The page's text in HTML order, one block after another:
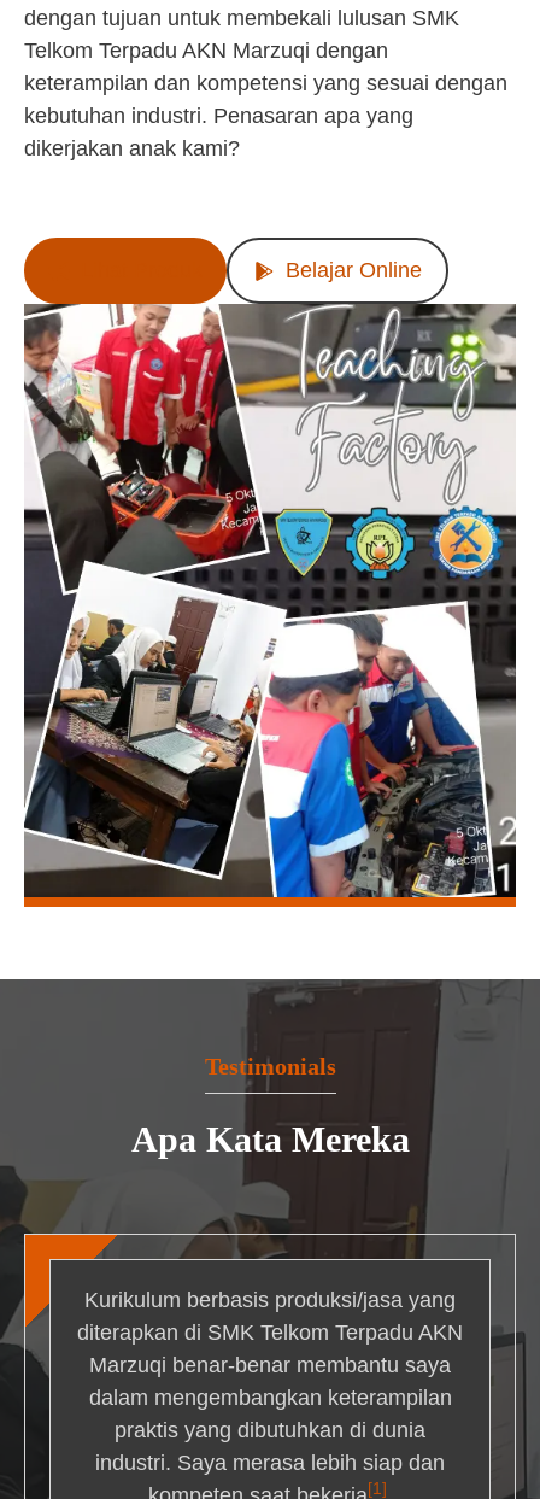
dengan tujuan untuk membekali lulusan SMK
Telkom Terpadu AKN Marzuqi dengan
keterampilan dan kompetensi yang sesuai dengan
kebutuhan industri. Penasaran apa yang
dikerjakan anak kami?
Belajar Online
Testimonials
Apa Kata Mereka
Kurikulum berbasis produksi/jasa yang
diterapkan di SMK Telkom Terpadu AKN
Marzuqi benar-benar membantu saya
dalam mengembangkan keterampilan
praktis yang dibutuhkan di dunia
industri. Saya merasa lebih siap dan
[1]